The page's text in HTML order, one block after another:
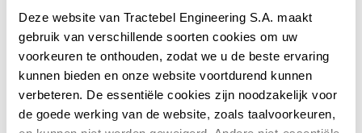
Deze website van Tractebel Engineering S.A. maakt
gebruik van verschillende soorten cookies om uw
voorkeuren te onthouden, zodat we u de beste ervaring
kunnen bieden en onze website voortdurend kunnen
verbeteren. De essentiële cookies zijn noodzakelijk voor
de goede werking van de website, zoals taalvoorkeuren,